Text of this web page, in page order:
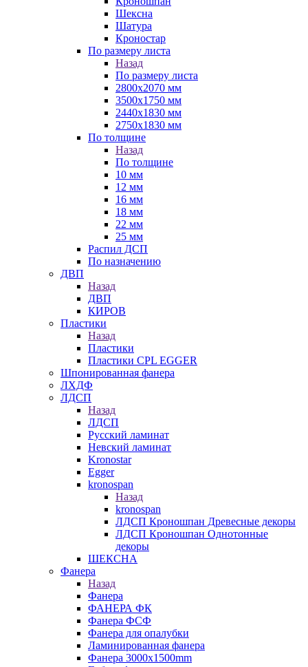
Шексна
Шатура
Кроностар
По размеру листа
Назад
По размеру листа
2800х2070 мм
3500х1750 мм
2440х1830 мм
2750х1830 мм
По толщине
Назад
По толщине
10 мм
12 мм
16 мм
18 мм
22 мм
25 мм
Распил ДСП
По назначению
ДВП
Назад
ДВП
КИРОВ
Пластики
Назад
Пластики
Пластики CPL EGGER
Шпонированная фанера
ЛХДФ
ЛДСП
Назад
ЛДСП
Русский ламинат
Невский ламинат
Kronostar
Egger
kronospan
Назад
kronospan
ЛДСП Кроношпан Древесные декоры
ЛДСП Кроношпан Однотонные
декоры
ШЕКСНА
Фанера
Назад
Фанера
ФАНЕРА ФК
Фанера ФСФ
Фанера для опалубки
Ламинированная фанера
Фанера 3000х1500mm